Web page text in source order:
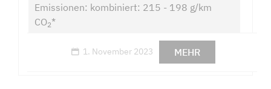
Emissionen: kombiniert: 215 - 198 g/km
CO2*
1. November 2023 MEHR